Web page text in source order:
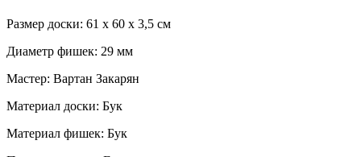
Размер доски: 61 х 60 х 3,5 см
Диаметр фишек: 29 мм
Мастер: Вартан Закарян
Материал доски: Бук
Материал фишек: Бук